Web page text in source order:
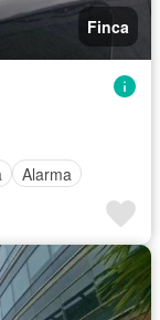
Finca
Alarma